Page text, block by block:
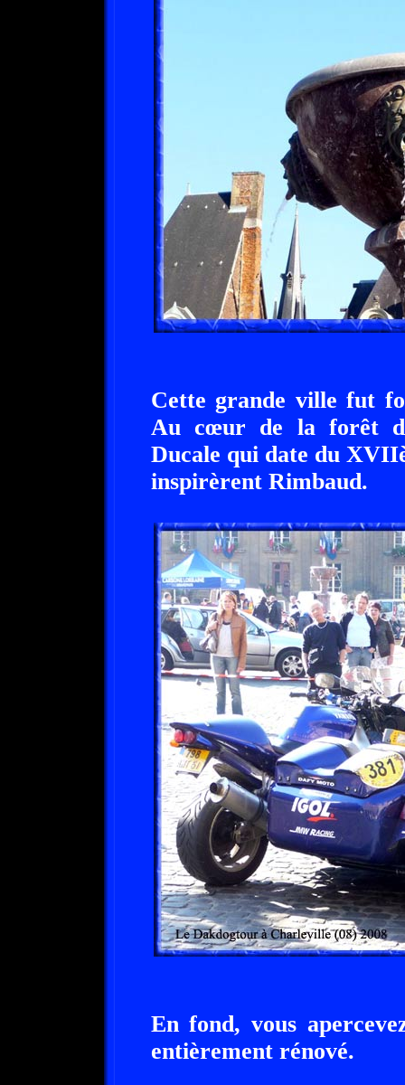
Cette grande ville fut
Au cœur de la forêt
Ducale qui date du
inspirèrent Rimbaud.
En fond, vous
entièrement rénové.